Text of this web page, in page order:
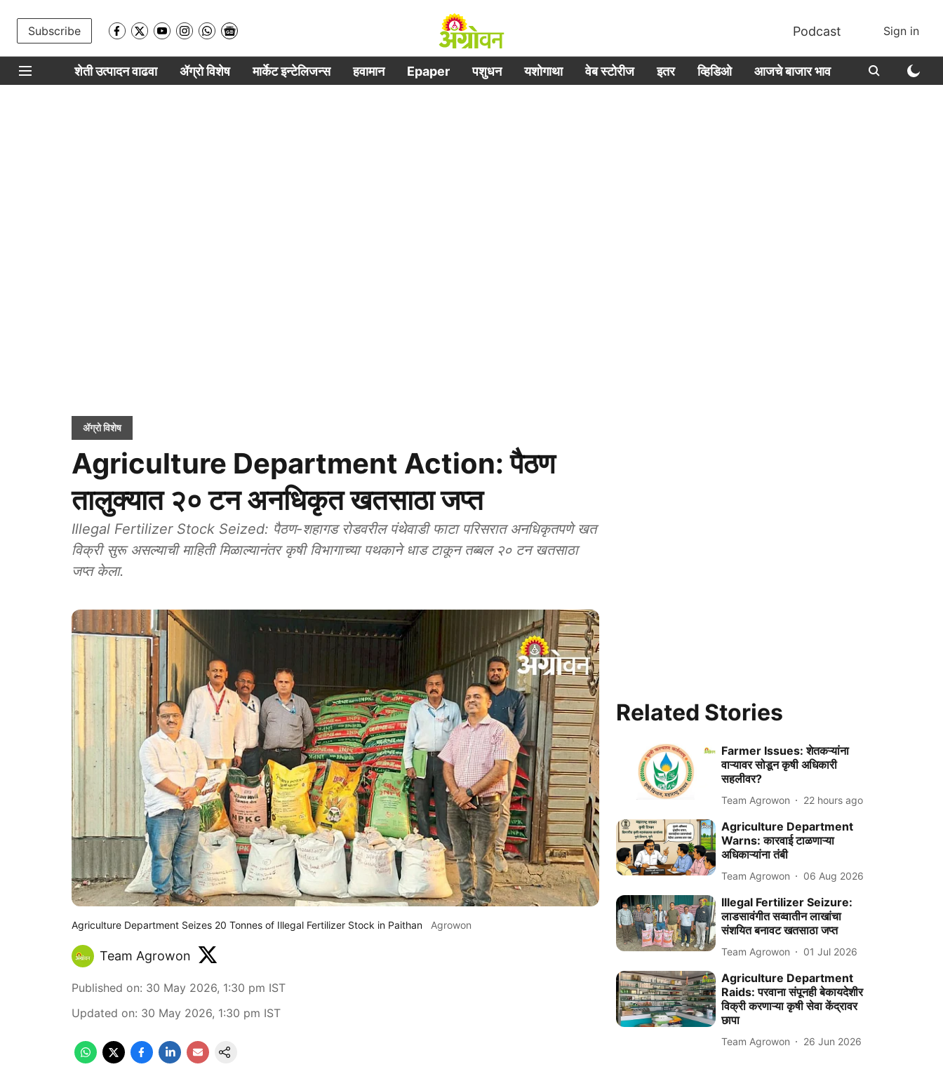
Subscribe Podcast Sign in
शेती उत्पादन वाढवा ॲग्रो विशेष मार्केट इन्टेलिजन्स हवामान Epaper पशुधन यशोगाथा वेब स्टोरीज इतर व्हिडिओ आजचे बाजार भाव
ॲग्रो विशेष
Agriculture Department Action: पैठण
तालुक्यात २० टन अनधिकृत खतसाठा जप्त
Illegal Fertilizer Stock Seized: पैठण-शहागड रोडवरील पंथेवाडी फाटा परिसरात अनधिकृतपणे खत
विक्री सुरू असल्याची माहिती मिळाल्यानंतर कृषी विभागाच्या पथकाने धाड टाकून तब्बल २० टन खतसाठा
जप्त केला.
Agriculture Department Seizes 20 Tonnes of Illegal Fertilizer Stock in Paithan Agrowon
Team Agrowon
Published on: 30 May 2026, 1:30 pm IST
Updated on: 30 May 2026, 1:30 pm IST
Related Stories
Farmer Issues: शेतकऱ्यांना
वाऱ्यावर सोडून कृषी अधिकारी
सहलीवर?
Team Agrowon 22 hours ago
Agriculture Department
Warns: कारवाई टाळणाऱ्या
अधिकाऱ्यांना तंबी
Team Agrowon 06 Aug 2026
Illegal Fertilizer Seizure:
लाडसावंगीत सव्वातीन लाखांचा
संशयित बनावट खतसाठा जप्त
Team Agrowon 01 Jul 2026
Agriculture Department
Raids: परवाना संपूनही बेकायदेशीर
विक्री करणाऱ्या कृषी सेवा केंद्रावर
छापा
Team Agrowon 26 Jun 2026